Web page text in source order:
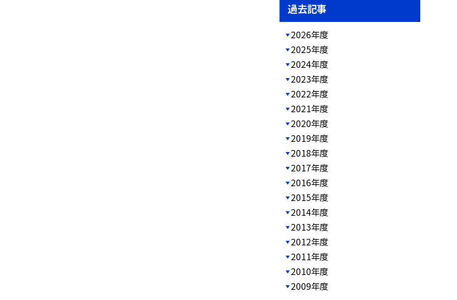
過去記事
2026年度
2025年度
2024年度
2023年度
2022年度
2021年度
2020年度
2019年度
2018年度
2017年度
2016年度
2015年度
2014年度
2013年度
2012年度
2011年度
2010年度
2009年度